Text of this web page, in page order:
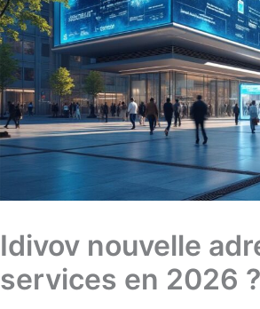
Idivov nouvelle
services en 2026 ?